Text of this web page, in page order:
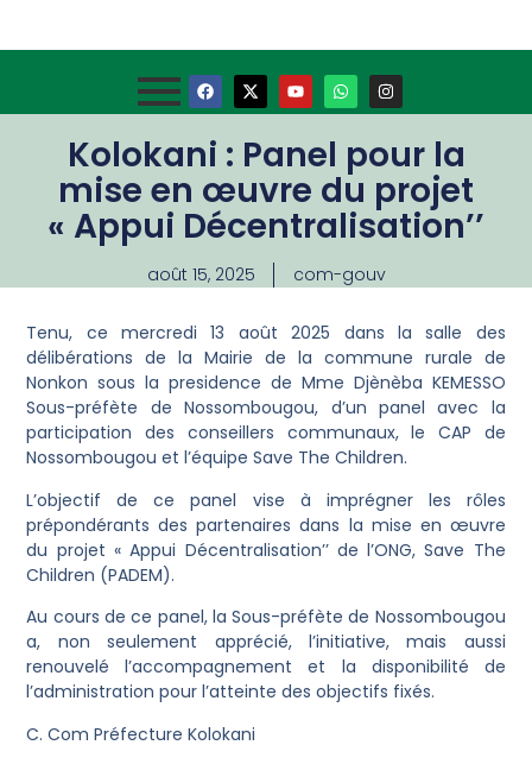
Kolokani : Panel pour la
mise en œuvre du projet
« Appui Décentralisation’’
août 15, 2025 com-gouv
Tenu, ce mercredi 13 août 2025 dans la salle des
délibérations de la Mairie de la commune rurale de
Nonkon sous la presidence de Mme Djènèba KEMESSO
Sous-préfète de Nossombougou, d’un panel avec la
participation des conseillers communaux, le CAP de
Nossombougou et l’équipe Save The Children.
‎L’objectif de ce panel vise à imprégner les rôles
prépondérants des partenaires dans la mise en œuvre
du projet « Appui Décentralisation’’ de l’ONG, Save The
Children (PADEM).
‎Au cours de ce panel, la Sous-préfète de Nossombougou
a, non seulement apprécié, l’initiative, mais aussi
renouvelé l’accompagnement et la disponibilité de
l’administration pour l’atteinte des objectifs fixés.
‎C. Com Préfecture Kolokani